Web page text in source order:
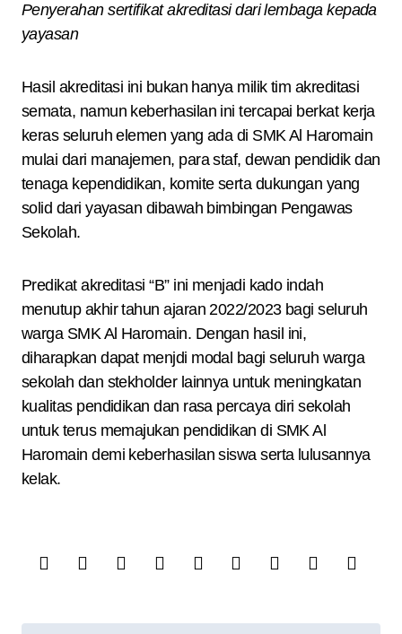
Penyerahan sertifikat akreditasi dari lembaga kepada
yayasan
Hasil akreditasi ini bukan hanya milik tim akreditasi
semata, namun keberhasilan ini tercapai berkat kerja
keras seluruh elemen yang ada di SMK Al Haromain
mulai dari manajemen, para staf, dewan pendidik dan
tenaga kependidikan, komite serta dukungan yang
solid dari yayasan dibawah bimbingan Pengawas
Sekolah.
Predikat akreditasi “B” ini menjadi kado indah
menutup akhir tahun ajaran 2022/2023 bagi seluruh
warga SMK Al Haromain. Dengan hasil ini,
diharapkan dapat menjdi modal bagi seluruh warga
sekolah dan stekholder lainnya untuk meningkatan
kualitas pendidikan dan rasa percaya diri sekolah
untuk terus memajukan pendidikan di SMK Al
Haromain demi keberhasilan siswa serta lulusannya
kelak.